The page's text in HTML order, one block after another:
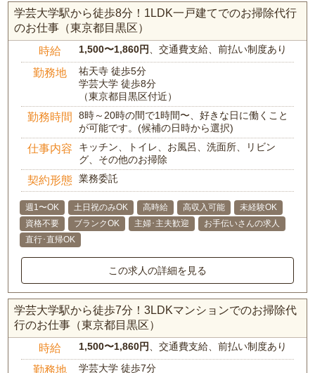
学芸大学駅から徒歩8分！1LDK一戸建てでのお掃除代行
のお仕事（東京都目黒区）
時給 1,500〜1,860円、交通費支給、前払い制度あり
勤務地
祐天寺 徒歩5分
学芸大学 徒歩8分
（東京都目黒区付近）
勤務時間
8時～20時の間で1時間〜、好きな日に働くこと
が可能です。(候補の日時から選択)
仕事内容
キッチン、トイレ、お風呂、洗面所、リビン
グ、その他のお掃除
契約形態 業務委託
週1〜OK 土日祝のみOK 高時給 高収入可能
未経験OK
資格不要
ブランクOK 主婦･主夫歓迎
お手伝いさんの求人
直行･直帰OK
この求人の詳細を見る
学芸大学駅から徒歩7分！3LDKマンションでのお掃除代
行のお仕事（東京都目黒区）
時給 1,500〜1,860円、交通費支給、前払い制度あり
勤務地
学芸大学 徒歩7分